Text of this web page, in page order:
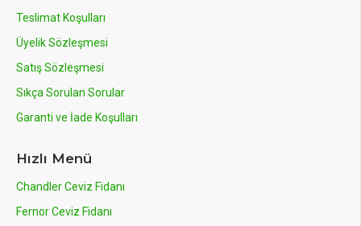
Teslimat Koşulları
Üyelik Sözleşmesi
Satış Sözleşmesi
Sıkça Sorulan Sorular
Garanti ve İade Koşulları
Hızlı Menü
Chandler Ceviz Fidanı
Fernor Ceviz Fidanı